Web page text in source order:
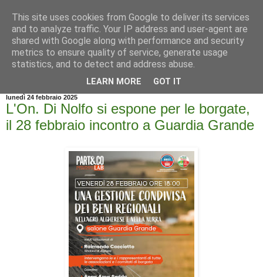
lunedì 24 febbraio 2025
L'On. Di Nolfo si espone per le borgate,
il 28 febbraio incontro a Guardia Grande
This site uses cookies from Google to deliver its services
and to analyze traffic. Your IP address and user-agent are
shared with Google along with performance and security
metrics to ensure quality of service, generate usage
statistics, and to detect and address abuse.
LEARN MORE GOT IT